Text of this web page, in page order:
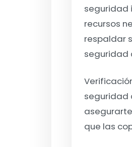
seguridad
recursos
respaldar
seguridad
seguridad
que las